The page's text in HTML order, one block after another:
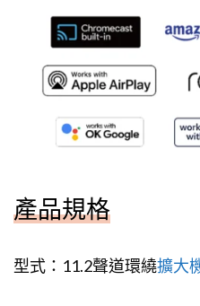
產品規格
型式：11.2聲道環繞擴大